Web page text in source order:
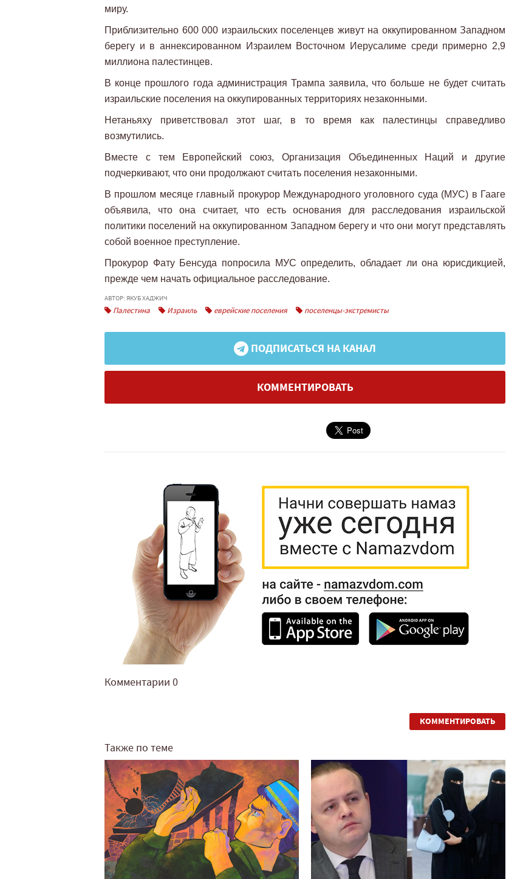
миру.
Приблизительно 600 000 израильских поселенцев живут на оккупированном Западном
берегу и в аннексированном Израилем Восточном Иерусалиме среди примерно 2,9
миллиона палестинцев.
В конце прошлого года администрация Трампа заявила, что больше не будет считать
израильские поселения на оккупированных территориях незаконными.
Нетаньяху приветствовал этот шаг, в то время как палестинцы справедливо
возмутились.
Вместе с тем Европейский союз, Организация Объединенных Наций и другие
подчеркивают, что они продолжают считать поселения незаконными.
В прошлом месяце главный прокурор Международного уголовного суда (МУС) в Гааге
объявила, что она считает, что есть основания для расследования израильской
политики поселений на оккупированном Западном берегу и что они могут представлять
собой военное преступление.
Прокурор Фату Бенсуда попросила МУС определить, обладает ли она юрисдикцией,
прежде чем начать официальное расследование.
АВТОР: ЯКУБ ХАДЖИЧ
Палестина Израиль еврейские поселения поселенцы-экстремисты
ПОДПИСАТЬСЯ НА КАНАЛ
КОММЕНТИРОВАТЬ
Комментарии 0
КОММЕНТИРОВАТЬ
Также по теме